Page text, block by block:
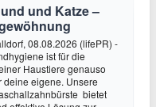
und Katze –
08.08.2026 (lifePR) -
ist für die
Haustiere genauso
deine eigene. Unsere
bietet